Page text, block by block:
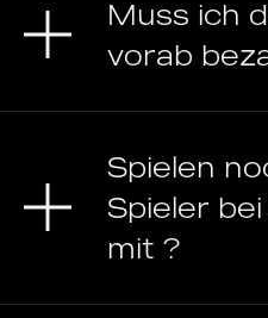
Muss ich
vorab
Spielen
Spieler
mit ?